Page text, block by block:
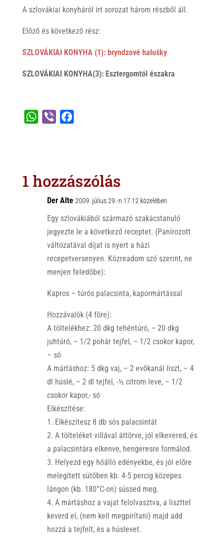
A szlovákiai konyháról írt sorozat három részből áll.
Előző és következő rész:
SZLOVÁKIAI KONYHA (1): bryndzové halušky
SZLOVÁKIAI KONYHA(3): Esztergomtól északra
A
o
o
1 hozzászólás
Der Alte 2009. július 29.-n 17:12 közelében
Egy szlovákiából származó szakácstanuló
jegyezte le a következő receptet. (Panírozott
változatával díjat is nyert a házi
recepetversenyen. Közreadom szó szerint, ne
menjen feledőbe):
Kapros – túrós palacsinta, kapormártással
Hozzávalók (4 főre):
A töltelékhez: 20 dkg tehéntúró, – 20 dkg
juhtúró, – 1/2 pohár tejfel, – 1/2 csokor kapor,
– só
A mártáshoz: 5 dkg vaj, – 2 evőkanál liszt, – 4
dl húslé, – 2 dl tejfel, -½ citrom leve, – 1/2
csokor kapor,- só
Elkészítése:
1. Elkészítesz 8 db sós palacsintát
2. A tölteléket villával áttörve, jól elkevered, és
a palacsintára elkenve, hengeresre formálod.
3. Helyezd egy hőálló edényekbe, és jól előre
melegített sütőben kb. 4-5 percig közepes
lángon (kb. 180°C-on) süssed meg.
4. A mártáshoz a vajat felolvasztva, a liszttel
keverd el, (nem kell megpirítani) majd add
hozzá a tejfelt, és a húslevet.